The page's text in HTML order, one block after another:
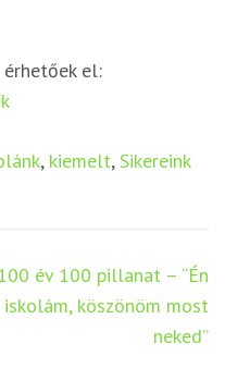
el:
, kiemelt, Sikereink
év 100 pillanat – “Én
iskolám, köszönöm most
neked”